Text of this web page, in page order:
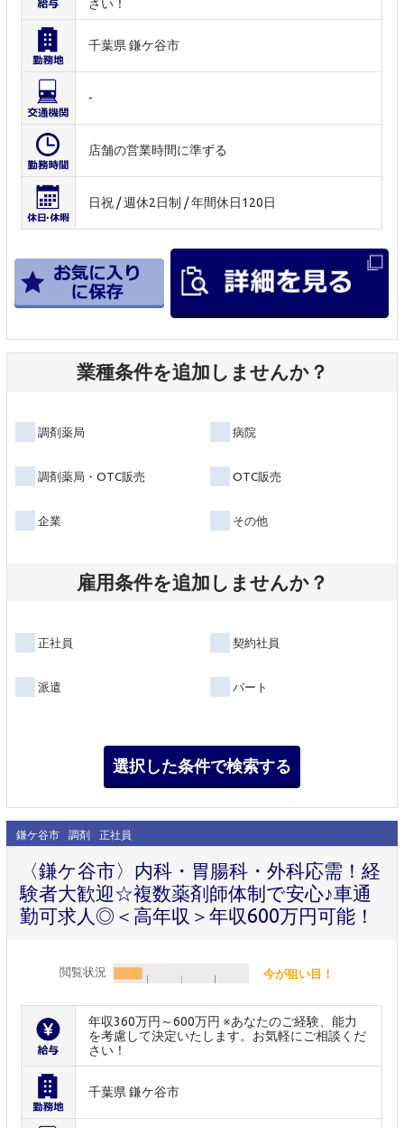
さい！
千葉県 鎌ケ谷市
-
店舗の営業時間に準ずる
日祝 / 週休2日制 / 年間休日120日
業種条件を追加しませんか？
調剤薬局 病院
調剤薬局・OTC販売 OTC販売
企業 その他
雇用条件を追加しませんか？
正社員 契約社員
派遣 パート
鎌ケ谷市 調剤 正社員
〈鎌ケ谷市〉内科・胃腸科・外科応需！経
験者大歓迎☆複数薬剤師体制で安心♪車通
勤可求人◎＜高年収＞年収600万円可能！
閲覧状況 今が狙い目！
年収360万円～600万円 ※あなたのご経験、能力
を考慮して決定いたします。お気軽にご相談くだ
さい！
千葉県 鎌ケ谷市